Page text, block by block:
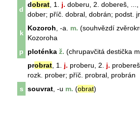
d
dobrat , 1. j. doberu, 2. dobereš, ...,
dober; příč. dobral, dobrán; podst.
k
Kozoroh , -a. m. (souhvězdí
Kozoroha
p
ploténka ž. (chrupavčitá destička
probrat , 1. j. proberu, 2. j.
rozk. prober; příč. probral, probrán
s souvrat , -u m. (obrat)